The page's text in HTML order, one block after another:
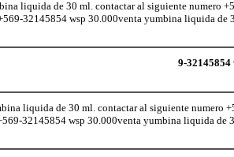
liquida de 30 ml. contactar al siguiente numero
32145854 wsp 30.000venta yumbina liquida de
9-32145854
liquida de 30 ml. contactar al siguiente numero
32145854 wsp 30.000venta yumbina liquida de